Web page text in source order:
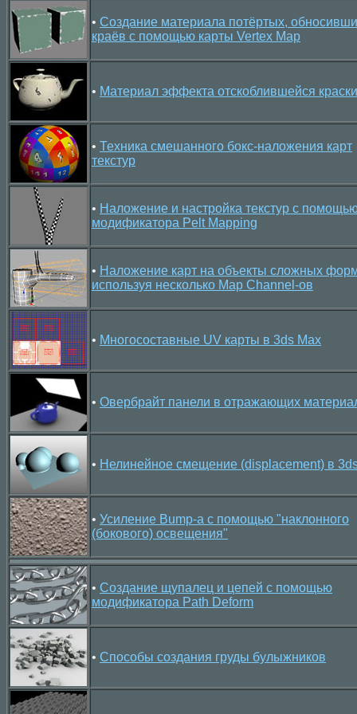
• Создание материала потёртых,
краёв с помощью карты Vertex Map
• Материал эффекта отскоблившейся краски
• Техника смешанного бокс-наложения карт
текстур
• Наложение и настройка текстур с
модификатора Pelt Mapping
• Наложение карт на объекты сложных
используя несколько Map Channel-ов
• Многосоставные UV карты в 3ds Max
• Овербрайт панели в отражающих
• Нелинейное смещение (displacement) в
• Усиление Bump-а с помощью "наклонного
(бокового) освещения"
• Создание щупалец и цепей с помощью
модификатора Path Deform
• Способы создания груды булыжников